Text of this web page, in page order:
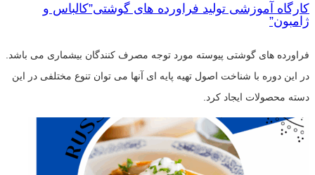
کارگاه آموزشی تولید فراورده های گوشتی”کالباس و
ژامبون”
فراورده های گوشتی پیوسته مورد توجه مصرف کنندگان بیشماری می باشد.
در این دوره با شناخت اصول تهیه پایه ای آنها می توان تنوع مختلفی در این
دسته محصولات ایجاد کرد.